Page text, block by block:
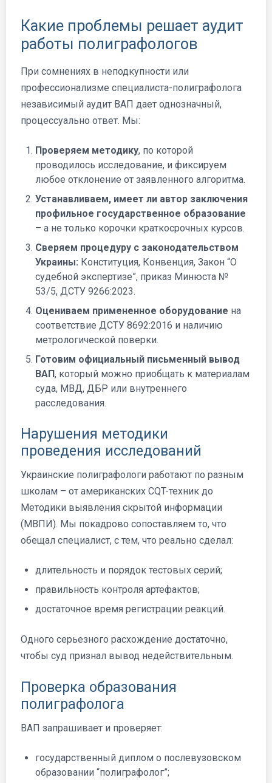
Какие проблемы решает аудит
работы полиграфологов
При сомнениях в неподкупности или
профессионализме специалиста-полиграфолога
независимый аудит ВАП дает однозначный,
процессуально ответ. Мы:
Проверяем методику, по которой
проводилось исследование, и фиксируем
любое отклонение от заявленного алгоритма.
Устанавливаем, имеет ли автор заключения
профильное государственное образование
– а не только корочки краткосрочных курсов.
Сверяем процедуру с законодательством
Украины: Конституция, Конвенция, Закон “О
судебной экспертизе”, приказ Минюста №
53/5, ДСТУ 9266:2023.
Оцениваем примененное оборудование на
соответствие ДСТУ 8692:2016 и наличию
метрологической поверки.
Готовим официальный письменный вывод
ВАП, который можно приобщать к материалам
суда, МВД, ДБР или внутреннего
расследования.
Нарушения методики
проведения исследований
Украинские полиграфологи работают по разным
школам – от американских CQT-техник до
Методики выявления скрытой информации
(МВПИ). Мы покадрово сопоставляем то, что
обещал специалист, с тем, что реально сделал:
длительность и порядок тестовых серий;
правильность контроля артефактов;
достаточное время регистрации реакций.
Одного серьезного расхождение достаточно,
чтобы суд признал вывод недействительным.
Проверка образования
полиграфолога
ВАП запрашивает и проверяет:
государственный диплом о послевузовском
образовании “полиграфолог”;